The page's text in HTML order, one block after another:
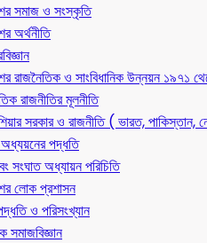
সমাজ ও সংস্কৃতি
অর্থনীতি
রাজনৈতিক ও সাংবিধানিক উন্নয়ন ১৯৭১
রাজনীতির মূলনীতি
সরকার ও রাজনীতি ( ভারত, পাকিস্তান,
পদ্ধতি
সংঘাত অধ্যায়ন পরিচিতি
লোক প্রশাসন
ও পরিসংখ্যান
সমাজবিজ্ঞান